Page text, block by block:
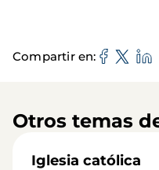
Compartir en
Otros temas
Iglesia católica